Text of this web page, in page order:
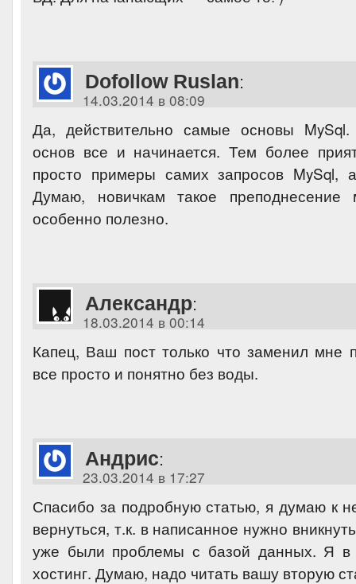
Dofollow Ruslan:
14.03.2014 в 08:09
Да, действительно самые основы
основ все и начинается. Тем более
просто примеры самих запросов MySql,
Думаю, новичкам такое преподнесение
особенно полезно.
Александр:
18.03.2014 в 00:14
Капец, Ваш пост только что заменил мне
все просто и понятно без воды.
Андрис:
23.03.2014 в 17:27
Спасибо за подробную статью, я думаю к
вернуться, т.к. в написанное нужно
уже были проблемы с базой данных. Я в
хостинг. Думаю, надо читать вашу вторую